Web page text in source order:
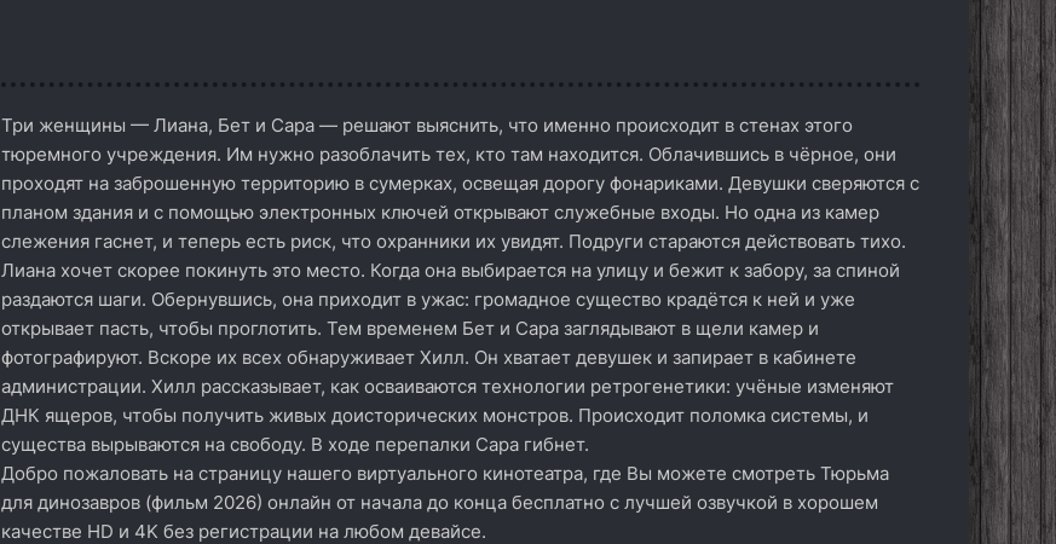
Три женщины — Лиана, Бет и Сара — решают выяснить, что именно происходит в стенах этого
тюремного учреждения. Им нужно разоблачить тех, кто там находится. Облачившись в чёрное, они
проходят на заброшенную территорию в сумерках, освещая дорогу фонариками. Девушки сверяются с
планом здания и с помощью электронных ключей открывают служебные входы. Но одна из камер
слежения гаснет, и теперь есть риск, что охранники их увидят. Подруги стараются действовать тихо.
Лиана хочет скорее покинуть это место. Когда она выбирается на улицу и бежит к забору, за спиной
раздаются шаги. Обернувшись, она приходит в ужас: громадное существо крадётся к ней и уже
открывает пасть, чтобы проглотить. Тем временем Бет и Сара заглядывают в щели камер и
фотографируют. Вскоре их всех обнаруживает Хилл. Он хватает девушек и запирает в кабинете
администрации. Хилл рассказывает, как осваиваются технологии ретрогенетики: учёные изменяют
ДНК ящеров, чтобы получить живых доисторических монстров. Происходит поломка системы, и
существа вырываются на свободу. В ходе перепалки Сара гибнет.
Добро пожаловать на страницу нашего виртуального кинотеатра, где Вы можете смотреть Тюрьма
для динозавров (фильм 2026) онлайн от начала до конца бесплатно с лучшей озвучкой в хорошем
качестве HD и 4K без регистрации на любом девайсе.